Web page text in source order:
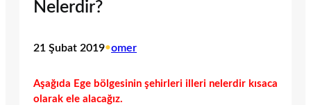
Nelerdir?
21 Şubat 2019•omer
Aşağıda Ege bölgesinin şehirleri illeri nelerdir kısaca
olarak ele alacağız.